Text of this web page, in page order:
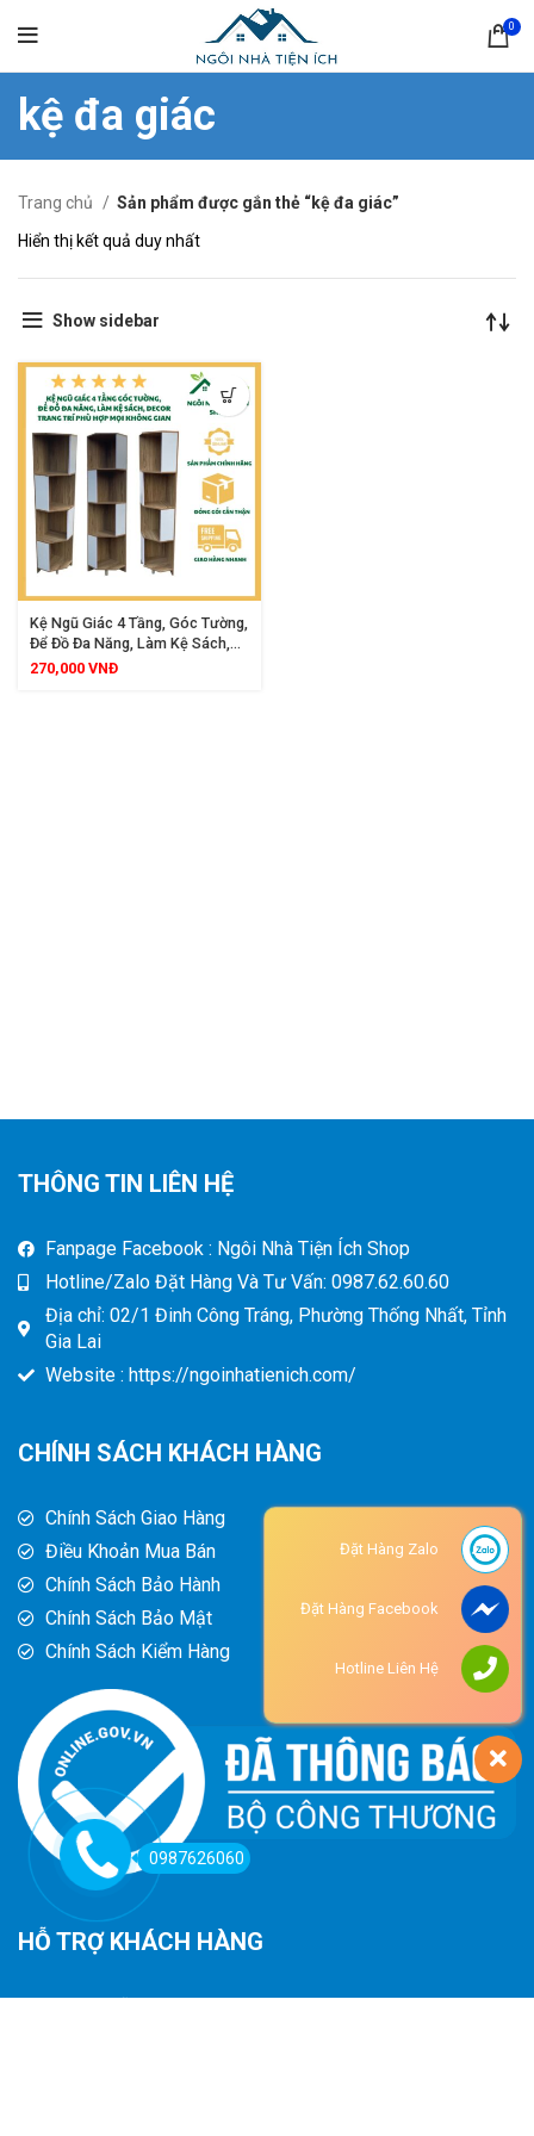
0
kệ đa giác
Trang chủ
Sản phẩm được gắn thẻ “kệ đa giác”
Hiển thị kết quả duy nhất
Show sidebar
Kệ Ngũ Giác 4 Tầng, Góc Tường,
Để Đồ Đa Năng, Làm Kệ Sách,
Decor Trang Trí, Phù Hợp Mọi
270,000 VNĐ
THÔNG TIN LIÊN HỆ
Fanpage Facebook : Ngôi Nhà Tiện Ích Shop
Hotline/Zalo Đặt Hàng Và Tư Vấn: 0987.62.60.60
Địa chỉ: 02/1 Đinh Công Tráng, Phường Thống Nhất, Tỉnh
Gia Lai
Website : https://ngoinhatienich.com/
CHÍNH SÁCH KHÁCH HÀNG
Chính Sách Giao Hàng
Điều Khoản Mua Bán
Chính Sách Bảo Hành
Chính Sách Bảo Mật
Chính Sách Kiểm Hàng
HỖ TRỢ KHÁCH HÀNG
0987626060
Đặt Hàng Zalo
Đặt Hàng Facebook
Hotline Liên Hệ